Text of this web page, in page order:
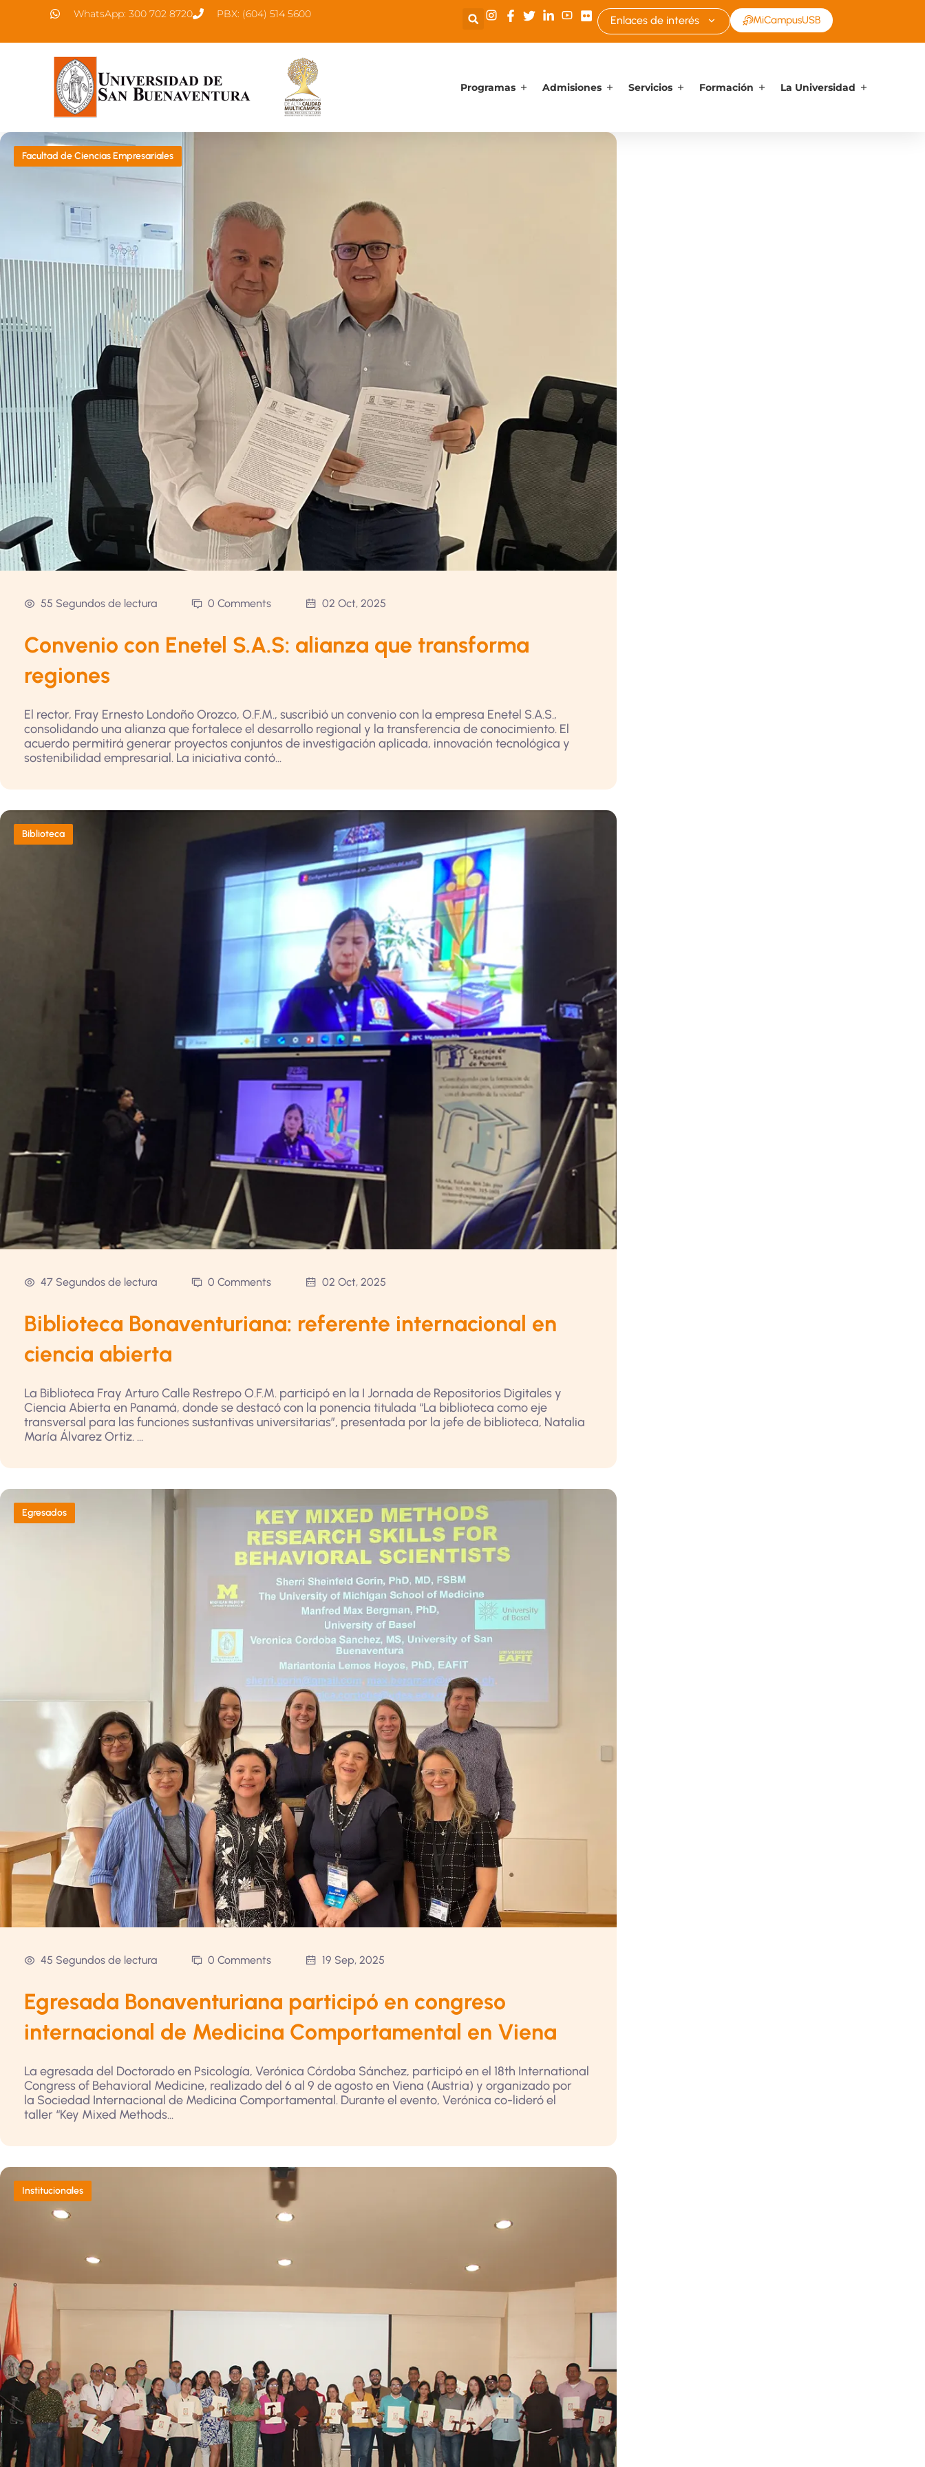
WhatsApp: 300 702 8720 PBX: (604) 514 5600 Enlaces de interés MiCampusUSB
Programas Admisiones Servicios Formación La Universidad
Facultad de Ciencias Empresariales
55 Segundos de lectura 0 Comments 02 Oct, 2025
Convenio con Enetel S.A.S: alianza que transforma
regiones
El rector, Fray Ernesto Londoño Orozco, O.F.M., suscribió un convenio con la empresa Enetel S.A.S.,
consolidando una alianza que fortalece el desarrollo regional y la transferencia de conocimiento. El
acuerdo permitirá generar proyectos conjuntos de investigación aplicada, innovación tecnológica y
sostenibilidad empresarial. La iniciativa contó...
Biblioteca
47 Segundos de lectura 0 Comments 02 Oct, 2025
Biblioteca Bonaventuriana: referente internacional en
ciencia abierta
La Biblioteca Fray Arturo Calle Restrepo O.F.M. participó en la I Jornada de Repositorios Digitales y
Ciencia Abierta en Panamá, donde se destacó con la ponencia titulada “La biblioteca como eje
transversal para las funciones sustantivas universitarias”, presentada por la jefe de biblioteca, Natalia
María Álvarez Ortiz. ...
Egresados
45 Segundos de lectura 0 Comments 19 Sep, 2025
Egresada Bonaventuriana participó en congreso
internacional de Medicina Comportamental en Viena
La egresada del Doctorado en Psicología, Verónica Córdoba Sánchez, participó en el 18th International
Congress of Behavioral Medicine, realizado del 6 al 9 de agosto en Viena (Austria) y organizado por
la Sociedad Internacional de Medicina Comportamental. Durante el evento, Verónica co-lideró el
taller “Key Mixed Methods...
Institucionales